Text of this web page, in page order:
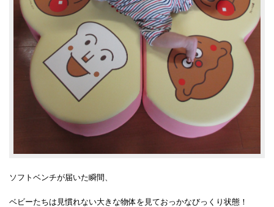
ソフトベンチが届いた瞬間、
ベビーたちは見慣れない大きな物体を見ておっかなびっくり状態！